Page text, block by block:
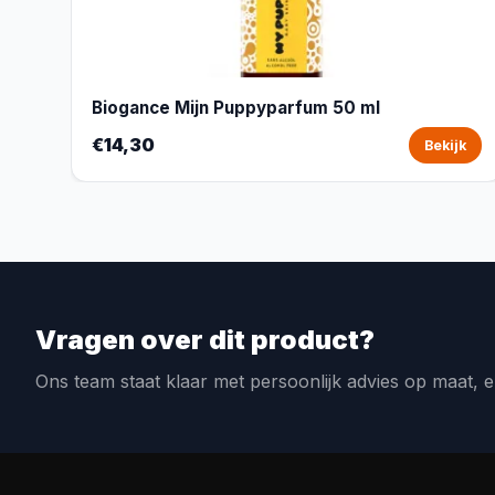
Biogance Mijn Puppyparfum 50 ml
€14,30 Bekijk
Vragen over dit product?
Ons team staat klaar met persoonlijk advies op maat,